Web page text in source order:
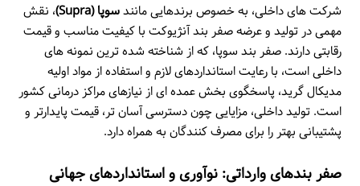
شرکت های داخلی، به خصوص برندهایی مانندسوپا (Supra)
، نقش
مهمی در تولید و عرضه صفر بند آنژیوکت با کیفیت مناسب و قیمت
رقابتی دارند. صفر بند سوپا، که از شناخته شده ترین نمونه های
داخلی است، با رعایت استانداردهای لازم و استفاده از مواد اولیه
مدیکال گرید، پاسخگوی بخش عمده ای از نیازهای مراکز درمانی کشور
است. تولید داخلی، مزایایی چون دسترسی آسان تر، قیمت پایدارتر و
پشتیبانی بهتر را برای مصرف کنندگان به همراه دارد.
صفر بندهای وارداتی: نوآوری و استانداردهای جهانی